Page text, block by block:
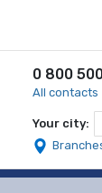
0 800
All contacts
Your city: